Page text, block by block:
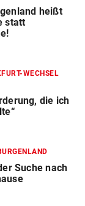
heißt
statt
WECHSEL
die ich
Suche nach